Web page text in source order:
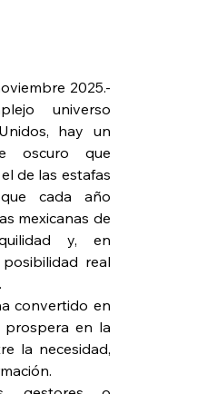
2025.-
universo
hay un
oscuro que
de las estafas
cada año
mexicanas de
y, en
real
convertido en
prospera en la
la necesidad,